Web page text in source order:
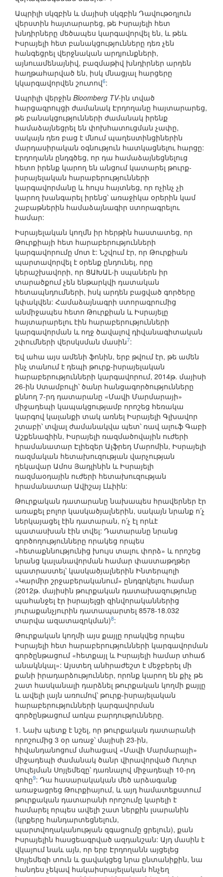
Ապրիլի սկզբին և մայիսի սկզբին Դավութօղլուն
վերստին հայտարարեց, թե Իսրայելի հետ
խնդիրները մեծապես կարգավորվել են, և թեև
Իսրայելի հետ բանակցությունները դեռ չեն
հանգեցրել վերջնական արդյունքների,
այնուամենայնիվ, բազմաթիվ խնդիրներ արդեն
հաղթահարված են, իսկ մնացյալ հարցերը
կկարգավորվեն շուտով6:
Ապրիլի վերջին Bloomberg TV-ին տված
հարցազրույցի ժամանակ Էրդողանը հայտարարեց,
թե բանակցությունների ժամանակ իրենք
համաձայնեցրել են փոխհատուցման չափը,
սակայն դեռ բաց է մնում պաղեստինցիներին
մարդասիրական օգնություն հատկացնելու հարցը:
Էրդողանն ընդգծեց, որ դա համաձայնեցնելուց
հետո իրենք կարող են անցում կատարել թուրք-
իսրայելական հարաբերությունների
կարգավորմանը և հույս հայտնեց, որ ոչինչ չի
կարող խանգարել իրենց՝ առաջիկա օրերին կամ
շաբաթներին համաձայնագիր ստորագրելու
համար:
Իսրայելական կողմն իր հերթին հաստատեց, որ
Թուրքիայի հետ հարաբերությունների
կարգավորումը մոտ է: Նշվում էր, որ Թուրքիան
պարտավորվել է օրենք ընդունել, որը
կերաշխավորի, որ ՑԱԽԱԼ-ի սպաներն իր
տարածքում չեն ենթարկվի դատական
հետապնդումների, իսկ արդեն բացված գործերը
կփակվեն: Համաձայնագրի ստորագրումից
անմիջապես հետո Թուրքիան և Իսրայելը
հայտարարելու էին հարաբերությունների
կարգավորման և ողջ ծավալով դիվանագիտական
շփումների վերսկսման մասին7:
Եվ ահա այս ամենի ֆոնին, երբ թվում էր, թե ամեն
ինչ տանում է դեպի թուրք-իսրայելական
հարաբերությունների կարգավորում, 2014թ. մայիսի
26-ին Ստամբուլի՝ ծանր հանցագործությունները
քննող 7-րդ դատարանը «Մավի Մարմարայի»
միջադեպի կապակցությամբ որոշեց հեռակա
կարգով կալանքի տակ առնել Իսրայելի Գլխավոր
շտաբի՝ տվյալ ժամանակվա պետ՝ ռավ ալուֆ Գաբի
Աշքենազիին, Իսրայելի ռազմածովային ուժերի
հրամանատար Էլիեզեր Ալֆրեդ Մարոմին, Իսրայելի
ռազմական հետախուզության վարչության
ղեկավար Ամոս Յադլինին և Իսրայելի
ռազմաօդային ուժերի հետախուզության
հրամանատար Ավիշայ Լևիին:
Թուրքական դատարանը նախապես հրավերներ էր
առաքել բոլոր կասկածյալներին, սակայն նրանք ո՛չ
ներկայացել էին դատարան, ո՛չ էլ որևէ
պատասխան էին տվել: Դատարանը նրանց
գործողությունները որակեց որպես
«հետաքննությունից խույս տալու փորձ» և որոշեց
նրանց կալանավորման համար փաստաթղթեր
պատրաստել՝ կասկածյալներին Ինտերպոլի
«Կարմիր շրջաբերականում» ընդգրկելու համար
(2012թ. մայիսին թուրքական դատախազությունը
պահանջել էր իսրայելցի զինվորականներից
յուրաքանչյուրին դատապարտել 8578-18.032
տարվա ազատազրկման)8:
Թուրքական կողմի այս քայլը որակվեց որպես
Իսրայելի հետ հարաբերությունների կարգավորման
գործընթացում «հետքայլ և Իսրայելի համար տհաճ
անակնկալ»: Այստեղ անհրաժեշտ է մեջբերել մի
քանի իրադարձություններ, որոնք կարող են քիչ թե
շատ հասկանալի դարձնել թուրքական կողմի քայլը
և ավելի լայն առումով՝ թուրք-իսրայելական
հարաբերությունների կարգավորման
գործընթացում առկա բարդությունները.
1. Նախ պետք է նշել, որ թուրքական դատարանի
որոշումից 3 օր առաջ՝ մայիսի 23-ին,
հիվանդանոցում մահացավ «Մավի Մարմարայի»
միջադեպի ժամանակ ծանր վիրավորված Ուղուր
Սուլեյման Սոյլեմեզը՝ դառնալով միջադեպի 10-րդ
զոհը9: Դա հասարակական մեծ արձագանք
առաջացրեց Թուրքիայում, և այդ համատեքստում
թուրքական դատարանի որոշումը կարելի է
համարել որպես ավելի շատ ներքին լսարանին
(կրքերը հանդարտեցնելուն,
պարտվողականության զգացումը ցրելուն), քան
Իսրայելին հասցեագրված ազդանշան: Այդ մասին է
վկայում նաև այն, որ երբ Էրդողանն այցելեց
Սոյլեմեզի տուն և ցավակցեց նրա ընտանիքին, նա
հանդես չեկավ հակաիսրայելական հնչեղ